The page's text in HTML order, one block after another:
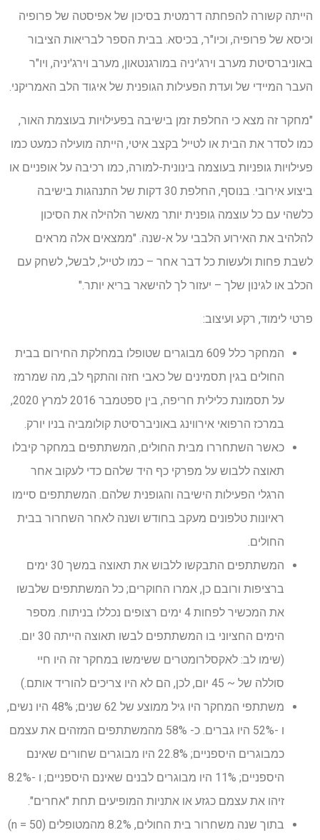
הייתה קשורה להפחתה דרמטית בסיכון של אפיסטה של ​​פרופיה
וכיסא של פרופיה, וכיו"ר, בכיסא. בבית הספר לבריאות הציבור
באוניברסיטת מערב וירג'יניה במורגנטאון, מערב וירג'יניה, ויו"ר
העבר המיידי של ועדת הפעילות הגופנית של איגוד הלב האמריקני.
"מחקר זה מצא כי החלפת זמן בישיבה בפעילויות בעוצמת האור,
כמו לסדר את הבית או לטייל בקצב איטי, הייתה מועילה כמעט כמו
פעילויות גופניות בעוצמה בינונית-למורה, כמו רכיבה על אופניים או
ביצוע אירובי. בנוסף, החלפת 30 דקות של התנהגות בישיבה
כלשהי עם כל עוצמה גופנית יותר מאשר הלהילה את הסיכון
להלהיב את האירוע הלבבי על א-שנה. "ממצאים אלה מראים
לשבת פחות ולעשות כל דבר אחר – כמו לטייל, לבשל, ​​לשחק עם
הכלב או לגינון שלך – יעזור לך להישאר בריא יותר."
פרטי לימוד, רקע ועיצוב:
המחקר כלל 609 מבוגרים שטופלו במחלקת החירום בבית
החולים בגין תסמינים של כאבי חזה והתקף לב, מה שמרמז
על תסמונת כלילית חריפה, בין ספטמבר 2016 למרץ 2020,
במרכז הרפואי אירווינג באוניברסיטת קולומביה בניו יורק.
כאשר השתחררו מבית החולים, המשתתפים במחקר קיבלו
תאוצה ללבוש על מפרקי כף היד שלהם כדי לעקוב אחר
הרגלי הפעילות הישיבה והגופנית שלהם. המשתתפים סיימו
ראיונות טלפונים מעקב בחודש ושנה לאחר השחרור בבית
החולים.
המשתתפים התבקשו ללבוש את תאוצה במשך 30 ימים
ברציפות ורובם כן, אמרו החוקרים; כל המשתתפים שלבשו
את המכשיר לפחות 4 ימים רצופים נכללו בניתוח. מספר
הימים החציוני בו המשתתפים לבשו תאוצה הייתה 30 יום.
(שימו לב: לאקסלרומטרים ששימשו במחקר זה היו חיי
סוללה של ~ 45 יום, לכן, הם לא היו צריכים להוריד אותם.)
משתתפי המחקר היו גיל ממוצע של 62 שנים; 48% היו נשים,
ו -52% היו גברים. כ- 58% מהמשתתפים המזהים את עצמם
כמבוגרים היספניים; 22.8% היו מבוגרים שחורים שאינם
היספניים; 11% היו מבוגרים לבנים שאינם היספניים; ו -8.2%
זיהו את עצמם כגזע או אתניות המופיעים תחת "אחרים".
בתוך שנה משחרור בית החולים, 8.2% מהמטופלים (n = 50)